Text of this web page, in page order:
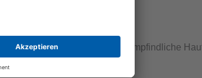
Sternen
Peeling, habe sehr empfindliche